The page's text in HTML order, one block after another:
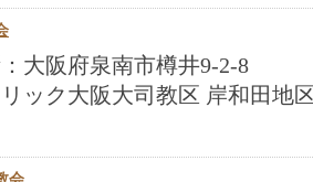
大阪府泉南市樽井9-2-8
ック大阪大司教区 岸和田地